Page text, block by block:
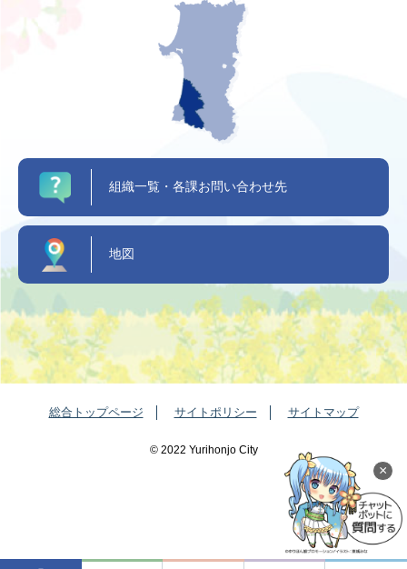
×
組織一覧・各課お問い合わせ先
地図
総合トップページ サイトポリシー サイトマップ
©️ 2022 Yurihonjo City